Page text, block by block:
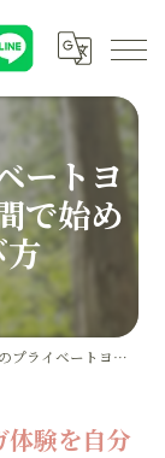
ートヨ
で始め
方
自分だけの空間で始めるメリットと選び方
体験を自分